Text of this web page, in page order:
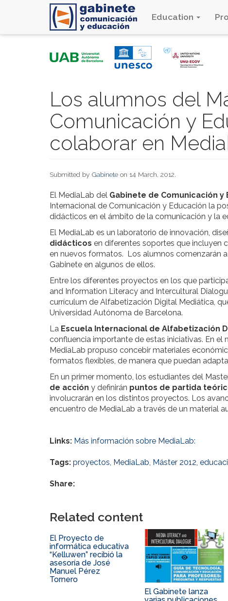
Education
Los alumnos del
Comunicación y
colaborar en
Submitted by Gabinete on 14 March, 2012.
El MediaLab del Gabinete de Comunicación y
Internacional de Comunicación y Educación la
didácticos en el ámbito de la comunicación y la
El MediaLab es un laboratorio de innovación,
didácticos en diferentes soportes que incluyen
en nuevos formatos. Los alumnos comenzarán
Gabinete en algunos de ellos.
Entre los diferentes proyectos en los que
and Information Literacy and Intercultural
currículum de Alfabetización Digital Mediática,
Universidad Autónoma de Barcelona.
La Escuela Internacional de Alfabetización
confluencia importante de estas iniciativas. En
MediaLab propuso concebir materiales
formatos flexibles, de manera que puedan
En un primer momento, los estudiantes del
de acción y definirán puntos de partida
involucrarán en los distintos proyectos. Los
encuentro de MediaLab a través de un material
Links: Más información sobre MediaLab:
Tags: proyectos, MediaLab, Máster 2012,
Share:
Related content
El Proyecto de
informática educativa
“Kelluwen” recibió la
asesoría de José
Manuel Pérez
Tornero
El Gabinete lanza